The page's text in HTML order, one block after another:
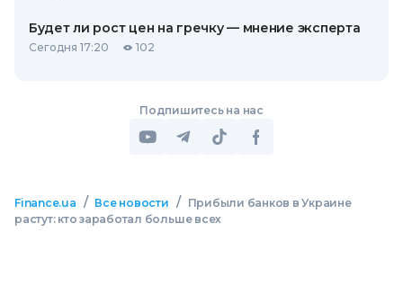
Будет ли рост цен на гречку — мнение эксперта
Сегодня 17:20 102
Подпишитесь на нас
Finance.ua / Все новости /
Прибыли банков в Украине
растут: кто заработал больше всех